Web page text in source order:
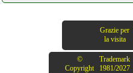
Grazie per
la visita
©
Copyright
Trademark
1981/2027